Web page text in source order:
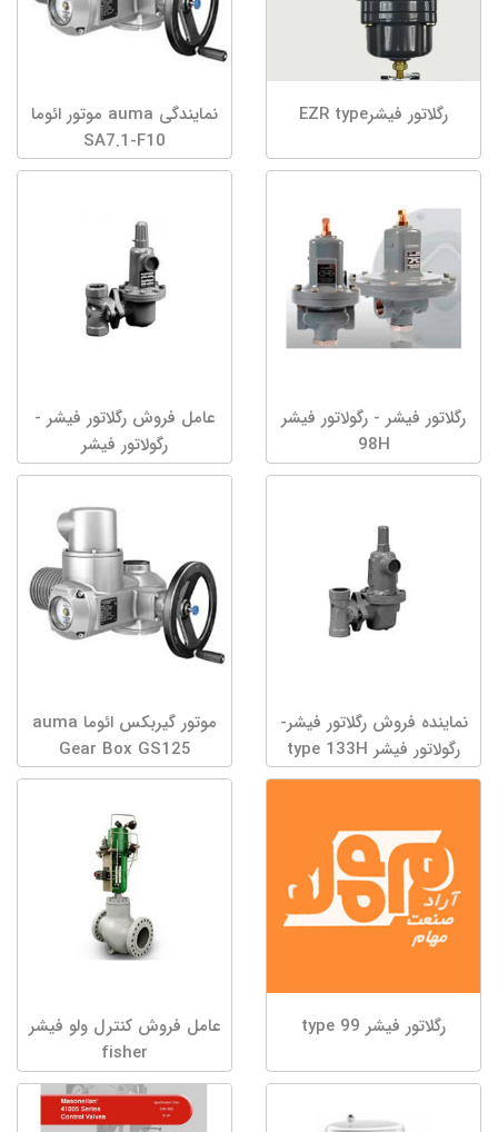
رگلاتور فیشرEZR type
نمایندگی auma موتور ائوما
SA7.1-F10
رگلاتور فیشر - رگولاتور فیشر
98H
عامل فروش رگلاتور فیشر -
رگولاتور فیشر
نماینده فروش رگلاتور فیشر-
رگولاتور فیشر type 133H
موتور گیربکس ائوما auma
Gear Box GS125
رگلاتور فیشر type 99
عامل فروش کنترل ولو فیشر
fisher